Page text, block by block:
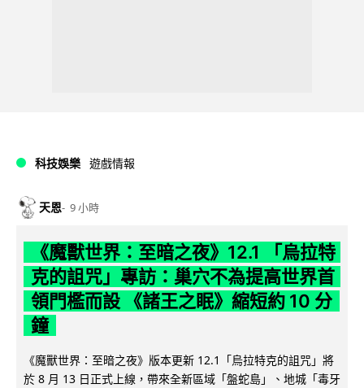
科技娛樂 遊戲情報
天恩 9 小時
《魔獸世界：至暗之夜》12.1 「烏拉特
克的詛咒」專訪：巢穴不為提高世界首
領門檻而設 《諸王之眠》縮短約 10 分
鐘
《魔獸世界：至暗之夜》版本更新 12.1「烏拉特克的詛咒」將
於 8 月 13 日正式上線，帶來全新區域「盤蛇島」、地城「毒牙